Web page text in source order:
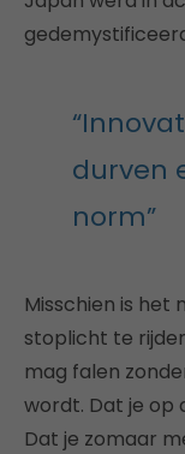
durven
norm”
Misschien is het
stoplicht te
mag falen
wordt. Dat je op
Dat je zomaar